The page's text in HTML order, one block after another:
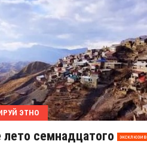
ЭТНО
семнадцатого эксклюзив